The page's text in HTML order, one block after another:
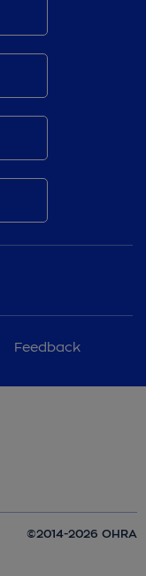
Feedback
©2014-2026 OHRA